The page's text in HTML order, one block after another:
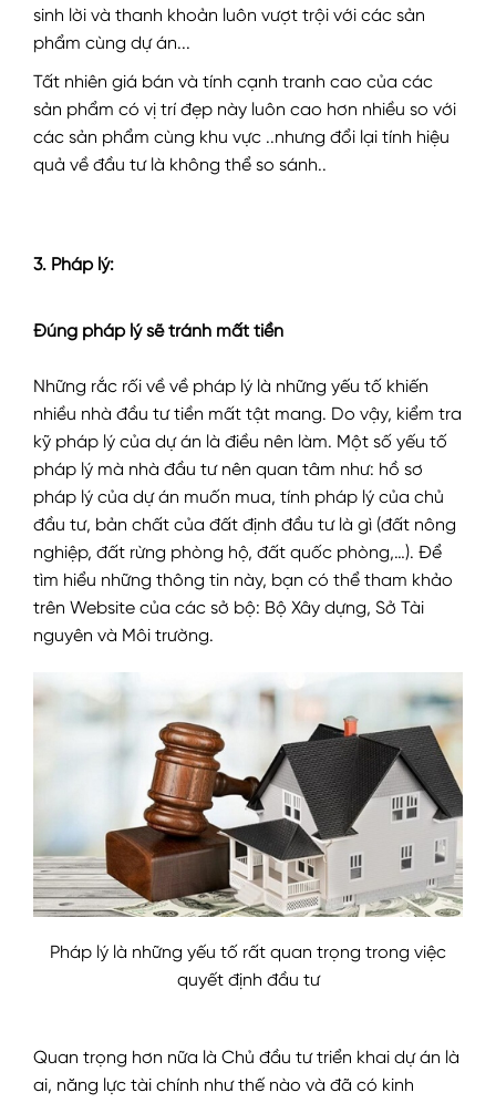
sinh lời và thanh khoản luôn vượt trội với các sản
phẩm cùng dự án...
Tất nhiên giá bán và tính cạnh tranh cao của các
sản phẩm có vị trí đẹp này luôn cao hơn nhiều so với
các sản phẩm cùng khu vực ..nhưng đổi lại tính hiệu
quả về đầu tư là không thể so sánh..
3. Pháp lý:
Đúng pháp lý sẽ tránh mất tiền
Những rắc rối về về pháp lý là những yếu tố khiến
nhiều nhà đầu tư tiền mất tật mang. Do vậy, kiểm tra
kỹ pháp lý của dự án là điều nên làm. Một số yếu tố
pháp lý mà nhà đầu tư nên quan tâm như: hồ sơ
pháp lý của dự án muốn mua, tính pháp lý của chủ
đầu tư, bản chất của đất định đầu tư là gì (đất nông
nghiệp, đất rừng phòng hộ, đất quốc phòng,…). Để
tìm hiểu những thông tin này, bạn có thể tham khảo
trên Website của các sở bộ: Bộ Xây dựng, Sở Tài
nguyên và Môi trường.
Pháp lý là những yếu tố rất quan trọng trong việc
quyết định đầu tư
Quan trọng hơn nữa là Chủ đầu tư triển khai dự án là
ai, năng lực tài chính như thế nào và đã có kinh